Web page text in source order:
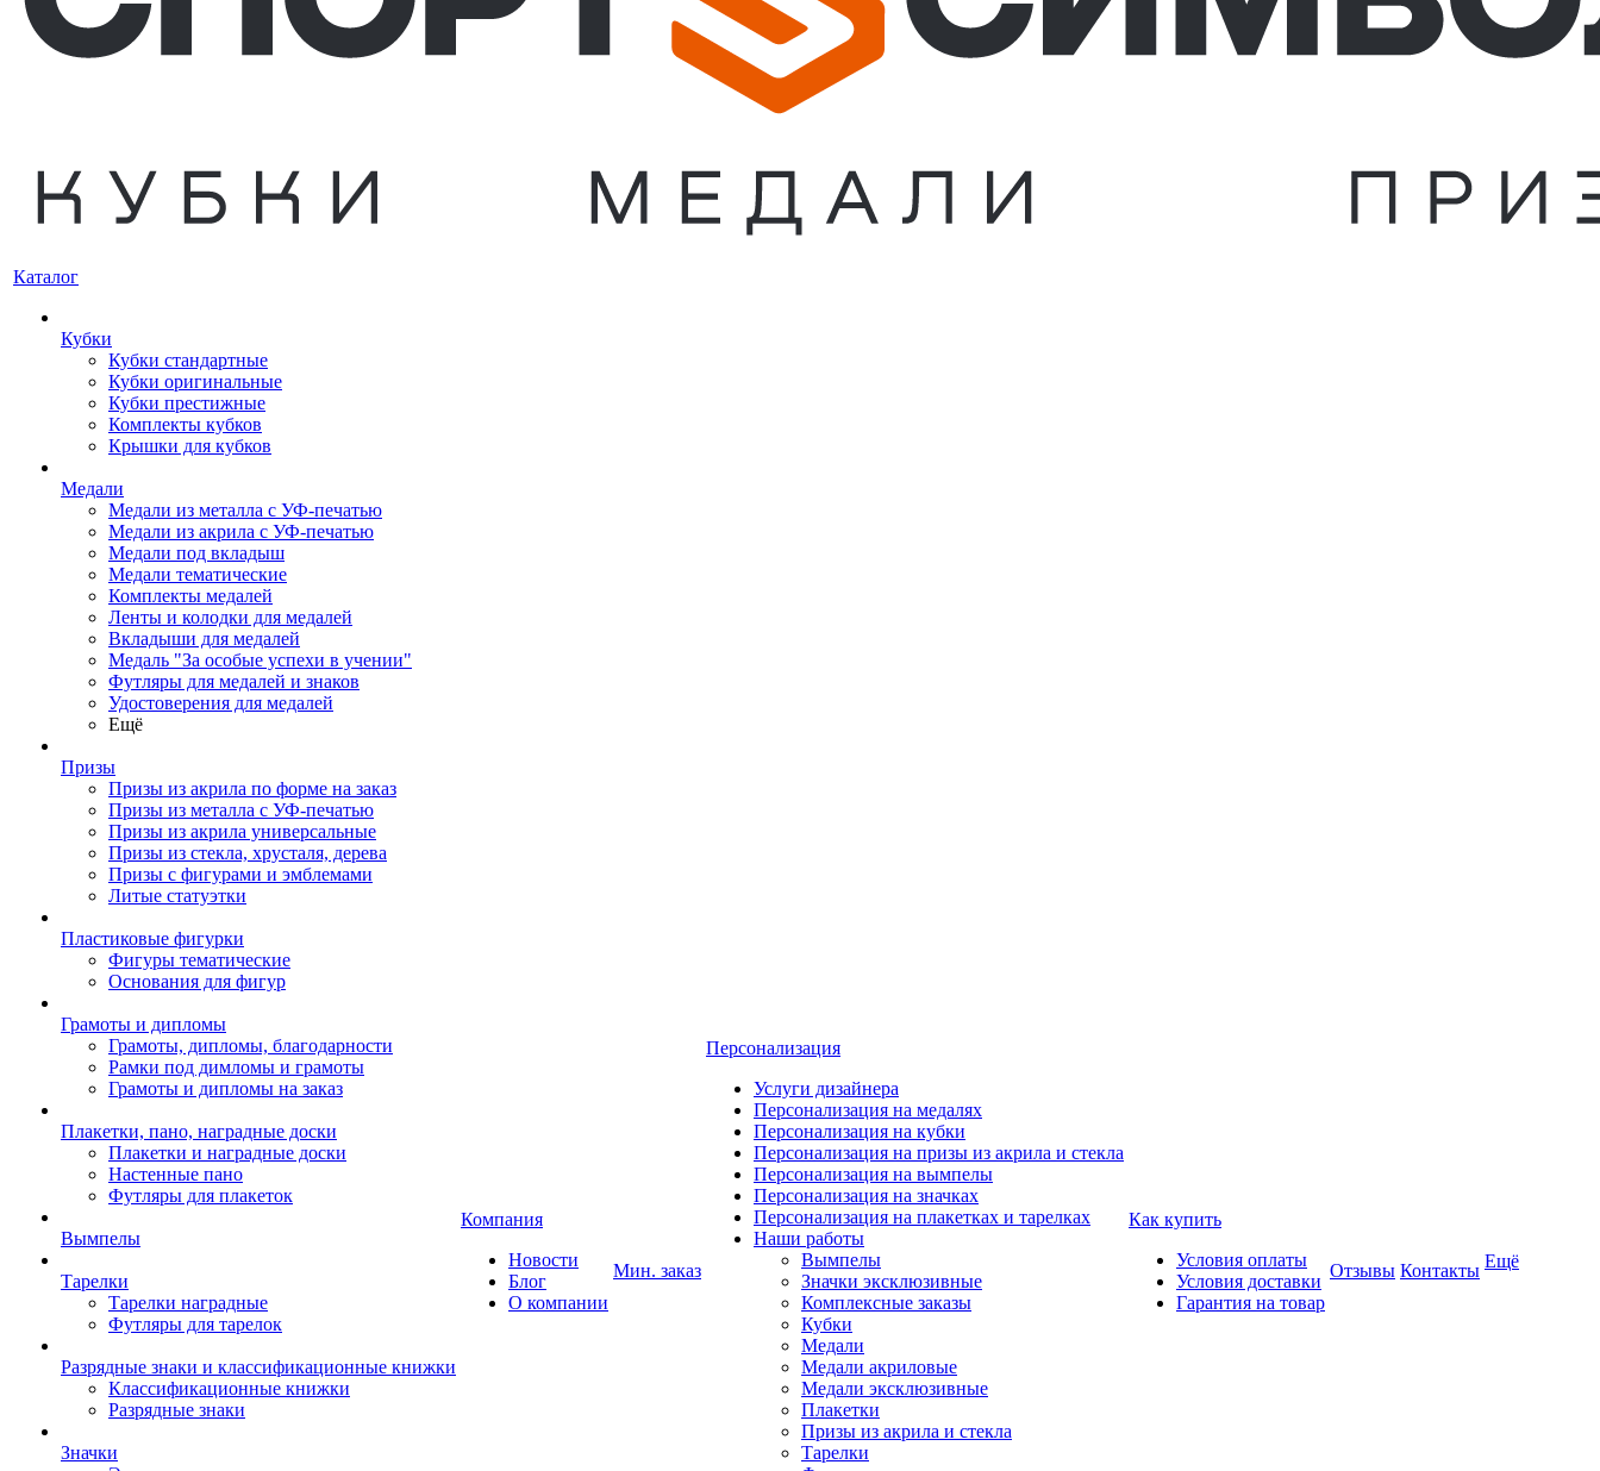
Каталог
Кубки
Кубки стандартные
Кубки оригинальные
Кубки престижные
Комплекты кубков
Крышки для кубков
Медали
Медали из металла с УФ-печатью
Медали из акрила с УФ-печатью
Медали под вкладыш
Медали тематические
Комплекты медалей
Ленты и колодки для медалей
Вкладыши для медалей
Медаль "За особые успехи в учении"
Футляры для медалей и знаков
Удостоверения для медалей
Ещё
Призы
Призы из акрила по форме на заказ
Призы из металла с УФ-печатью
Призы из акрила универсальные
Призы из стекла, хрусталя, дерева
Призы с фигурами и эмблемами
Литые статуэтки
Пластиковые фигурки
Фигуры тематические
Основания для фигур
Грамоты и дипломы
Грамоты, дипломы, благодарности
Рамки под димломы и грамоты
Грамоты и дипломы на заказ
Плакетки, пано, наградные доски
Плакетки и наградные доски
Настенные пано
Футляры для плакеток
Вымпелы
Тарелки
Тарелки наградные
Футляры для тарелок
Разрядные знаки и классификационные книжки
Классификационные книжки
Разрядные знаки
Значки
Компания
Новости
Блог
О компании
Мин. заказ
Персонализация
Услуги дизайнера
Персонализация на медалях
Персонализация на кубки
Персонализация на призы из акрила и стекла
Персонализация на вымпелы
Персонализация на значках
Персонализация на плакетках и тарелках
Наши работы
Вымпелы
Значки эксклюзивные
Комплексные заказы
Кубки
Медали
Медали акриловые
Медали эксклюзивные
Плакетки
Призы из акрила и стекла
Тарелки
Как купить
Условия оплаты
Условия доставки
Гарантия на товар
Отзывы Контакты Ещё